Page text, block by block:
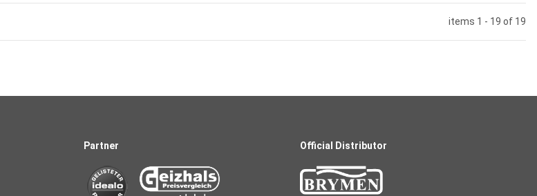
items 1 - 19 of 19
Partner Official Distributor